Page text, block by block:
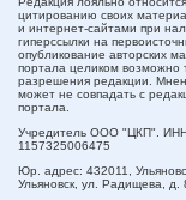
цитированию своих
и интернет-сайтами при
гиперссылки на
опубликование авторских
портала целиком возможно
разрешения редакции.
может не совпадать с
портала.
Учредитель ООО "ЦКП".
1157325006475
Юр. адрес: 432011,
Ульяновск, ул. Радищева, д.